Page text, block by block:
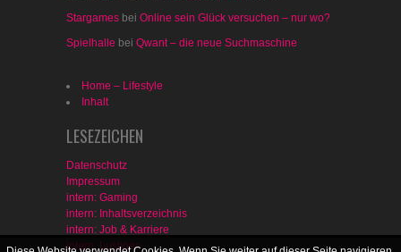
Stargames bei Online sein Glück versuchen – nur wo?
Spielhalle bei Qwant – die neue Suchmaschine
Home – Lifestyle
Inhalt
LESEZEICHEN
Datenschutz
Impressum
intern: Gaming
intern: Inhaltsverzeichnis
intern: Job & Karriere
intern: Lustiges